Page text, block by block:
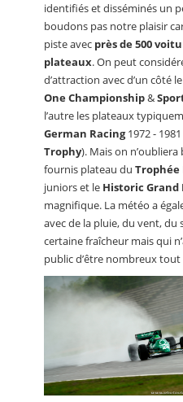
identifiés et disséminés un
boudons pas notre plaisir
piste avec près de 500
plateaux. On peut
d’attraction avec d’un côté
One Championship&
l’autre les plateaux
German Racing1972 -
Trophy). Mais on
fournis plateau du Trophée
juniors et le Historic Grand
magnifique. La météo a
avec de la pluie, du vent, du
certaine fraîcheur mais qui
public d’être nombreux